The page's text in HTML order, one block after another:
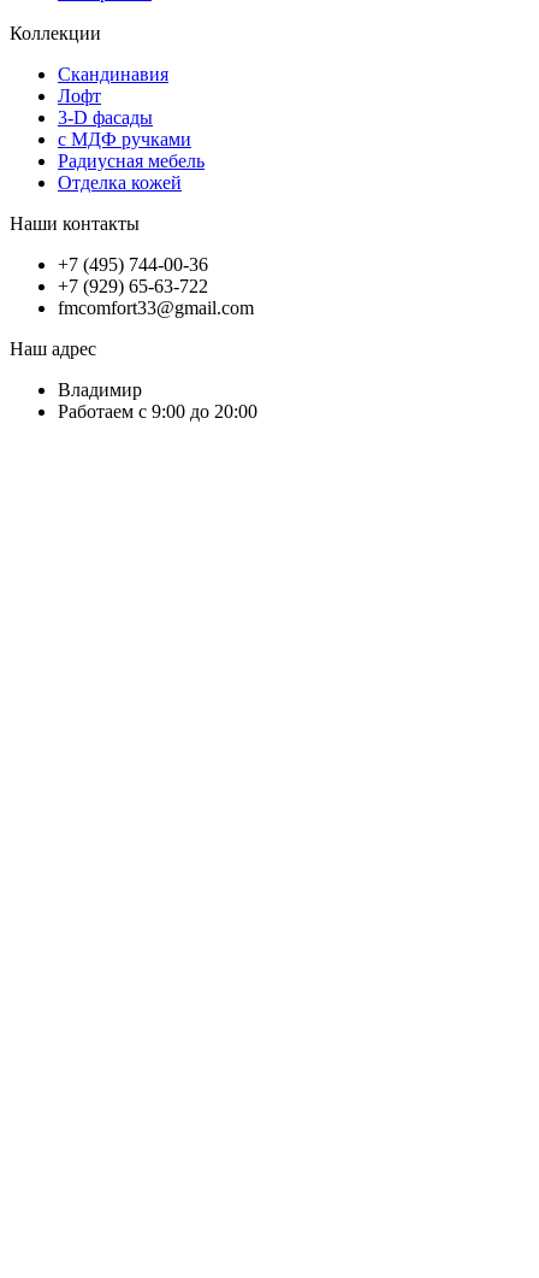
Коллекции
Скандинавия
Лофт
3-D фасады
с МДФ ручками
Радиусная мебель
Отделка кожей
Наши контакты
+7 (495) 744-00-36
+7 (929) 65-63-722
fmcomfort33@gmail.com
Наш адрес
Владимир
Работаем с 9:00 до 20:00